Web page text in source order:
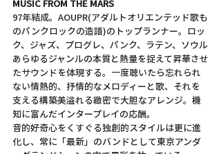
MUSIC FROM THE MARS
97年結成。AOUPR(アダルトオリエンテッド歌も
のパンクロックの造語)のトップランナー。ロッ
ク、ジャズ、プログレ、パンク、ラテン、ソウル
あらゆるジャンルの本質と熱量を捉えて昇華させ
たサウンドを体現する。一度聴いたら忘れられ
ない情熱的、抒情的なメロディーと歌、それを
支える構築美溢れる緻密で大胆なアレンジ。機
知に富んだインタープレイの応酬。
音的好奇心をくすぐる独創的スタイルは更に進
化し、常に「最新」のバンドとして東京アンダ